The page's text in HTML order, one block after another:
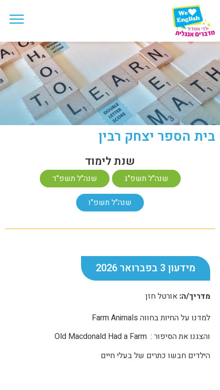
בית הספר יצחק רבין
שנת לימוד
שנה"ל תשפ"ג שנה"ל תשפ"ד
שנה"ל תשפ"ו
מידעון 3 בפברואר 2026
מדריך/ה: אורטל חזן
למדנו על החיות בחווה Farm Animals
והצגנו את הסיפור : Old Macdonald Had a Farm
הילדים חבשו כתרים של בעלי חיים